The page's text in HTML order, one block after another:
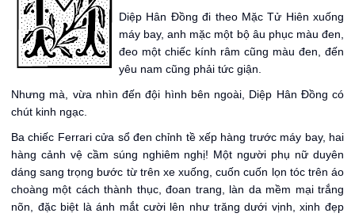
Diệp Hân Đồng đi theo Mặc Tử Hiên xuống
máy bay, anh mặc một bộ âu phục màu đen,
đeo một chiếc kính râm cũng màu đen, đến
yêu nam cũng phải tức giận.
Nhưng mà, vừa nhìn đến đội hình bên ngoài, Diệp Hân Đồng có
chút kinh ngạc.
Ba chiếc Ferrari cửa sổ đen chỉnh tề xếp hàng trước máy bay, hai
hàng cảnh vệ cầm súng nghiêm nghị! Một người phụ nữ duyên
dáng sang trọng bước từ trên xe xuống, cuốn cuốn lọn tóc trên áo
choàng một cách thành thục, đoan trang, làn da mềm mại trắng
nõn, đặc biệt là ánh mắt cười lên như trăng dưới vịnh, xinh đẹp